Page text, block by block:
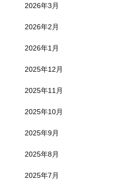
2026年3月
2026年2月
2026年1月
2025年12月
2025年11月
2025年10月
2025年9月
2025年8月
2025年7月